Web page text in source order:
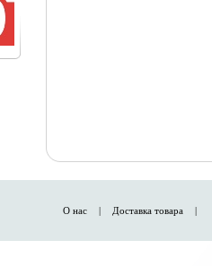
О нас | Доставка товара |